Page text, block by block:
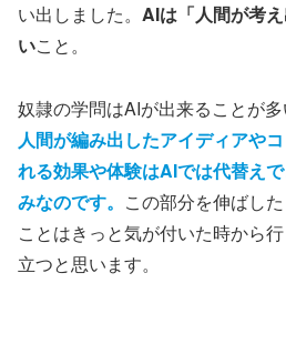
い出しました。 AIは「人間が考
いこと。
奴隷の学問はAIが出来ることが多
人間が編み出したアイディアや
れる効果や体験はAIでは代替え
みなのです。 この部分を伸ばし
ことはきっと気が付いた時から
立つと思います。